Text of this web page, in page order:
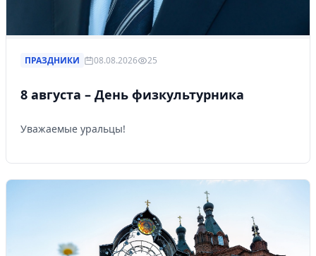
ПРАЗДНИКИ 08.08.2026 25
8 августа – День физкультурника
Уважаемые уральцы!